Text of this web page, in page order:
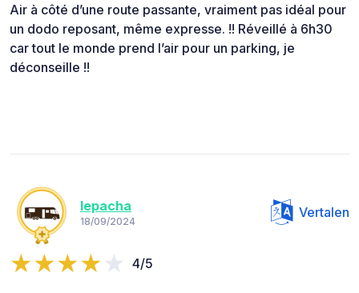
Air à côté d’une route passante, vraiment pas idéal pour
un dodo reposant, même expresse. !! Réveillé à 6h30
car tout le monde prend l’air pour un parking, je
déconseille !!
lepacha
18/09/2024
Vertalen
4/5